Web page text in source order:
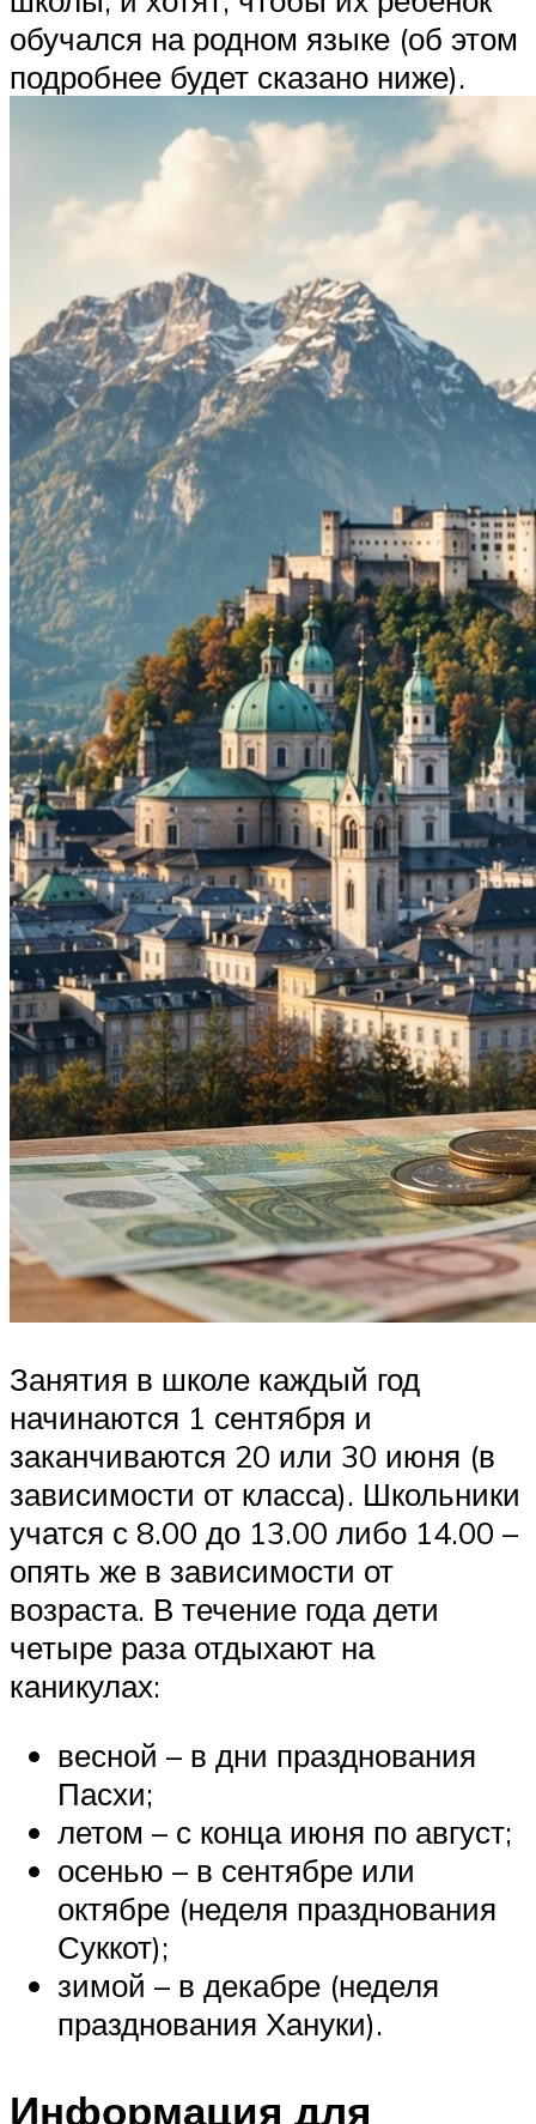
обучался на родном языке (об этом
подробнее будет сказано ниже).
Занятия в школе каждый год
начинаются 1 сентября и
заканчиваются 20 или 30 июня (в
зависимости от класса). Школьники
учатся с 8.00 до 13.00 либо 14.00 –
опять же в зависимости от
возраста. В течение года дети
четыре раза отдыхают на
каникулах:
весной – в дни празднования
Пасхи;
летом – с конца июня по август;
осенью – в сентябре или
октябре (неделя празднования
Суккот);
зимой – в декабре (неделя
празднования Хануки).
Информация для